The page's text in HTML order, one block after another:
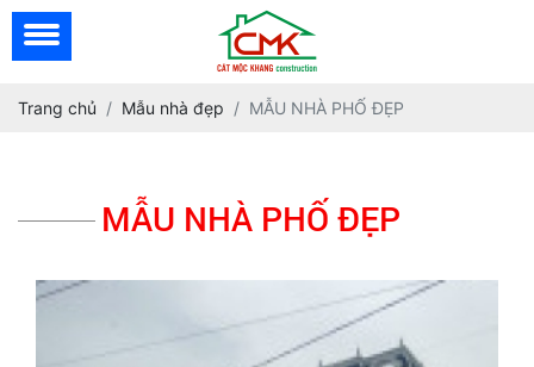
Trang chủ Mẫu nhà đẹp MẪU NHÀ PHỐ ĐẸP
MẪU NHÀ PHỐ ĐẸP